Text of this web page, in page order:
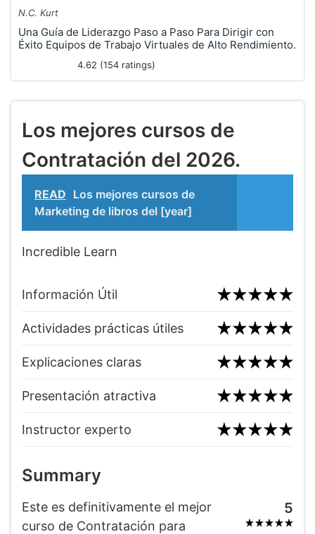
N.C. Kurt
Una Guía de Liderazgo Paso a Paso Para Dirigir con
Éxito Equipos de Trabajo Virtuales de Alto Rendimiento.
4.62 (154 ratings)
Los mejores cursos de
Contratación del 2026.
READ Los mejores cursos de
Marketing de libros del [year]
Incredible Learn
Información Útil
Actividades prácticas útiles
Explicaciones claras
Presentación atractiva
Instructor experto
Summary
Este es definitivamente el mejor
curso de Contratación para
5